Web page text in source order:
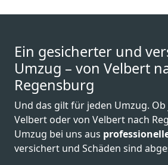
Ein gesicherter und
Umzug – von Velbert
Regensburg
Und das gilt für jeden Umzug.
Velbert oder von Velbert nach
Umzug bei uns aus
versichert und Schäden sind